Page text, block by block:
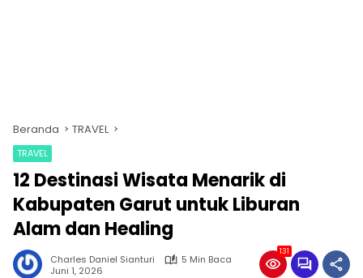
Beranda TRAVEL
TRAVEL
12 Destinasi Wisata Menarik di
Kabupaten Garut untuk Liburan
Alam dan Healing
Charles Daniel Sianturi
5 Min Baca
Juni 1, 2026
131